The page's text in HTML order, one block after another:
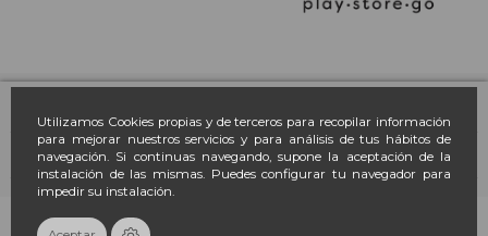
Utilizamos Cookies propias y de terceros para recopilar información
para mejorar nuestros servicios y para análisis de tus hábitos de
navegación. Si continuas navegando, supone la aceptación de la
instalación de las mismas. Puedes configurar tu navegador para
impedir su instalación.
Farmacia March
Contacto